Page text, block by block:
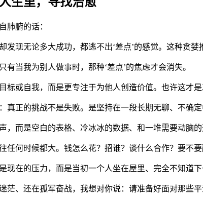
肺腑的话：
发现无论多大成功，都逃不出‘差点’的感觉。这种贪婪
有当我为别人做事时，那种‘差点’的焦虑才会消失。
标或自我，而是更专注于为他人创造价值。也许这才是
真正的挑战不是失败。是坚持在一段长期无聊、不确定
，而是空白的表格、冷冰冰的数据、和一堆需要动脑的
任何时候都大。钱怎么花？招谁？谈什么合作？要不
现在的压力，而是当初一个人坐在屋里、完全不知道下
茫、还在孤军奋战，我想对你说：请准备好面对那些平